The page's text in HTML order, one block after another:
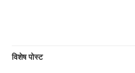
विशेष पोस्ट